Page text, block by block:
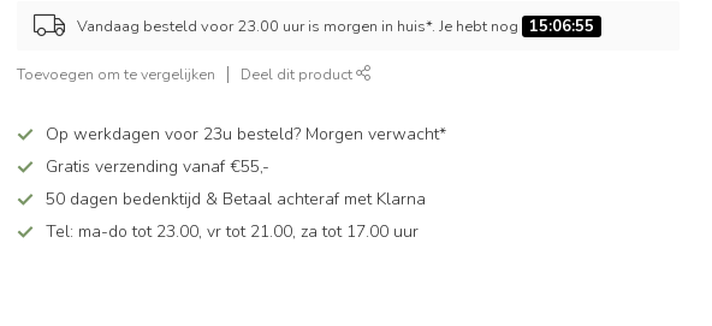
Vandaag besteld voor 23.00 uur is morgen in huis*. Je hebt nog 15:06:55
Toevoegen om te vergelijken Deel dit product
Op werkdagen voor 23u besteld? Morgen verwacht*
Gratis verzending vanaf €55,-
50 dagen bedenktijd & Betaal achteraf met Klarna
Tel: ma-do tot 23.00, vr tot 21.00, za tot 17.00 uur